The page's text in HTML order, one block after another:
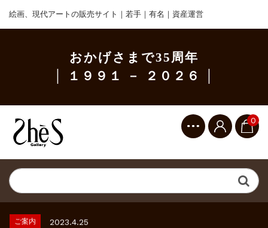
絵画、現代アートの販売サイト｜若手｜有名｜資産運営
おかげさまで35周年
│ １９９１ － ２０２６ │
0
ご案内
2023.2.25
ギャラリーシーズ「秋の美術散歩 京都・大...
砂澤ビッキ展 －砂澤ビッキの生きた時代－...
ご案内
2023.4.25
ご案内
2023.2.25